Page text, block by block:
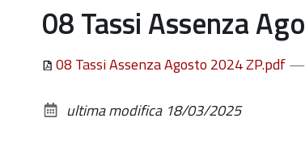
08 Tassi Assenza
08 Tassi Assenza Agosto 2024 ZP.pdf—
ultima modifica 18/03/2025